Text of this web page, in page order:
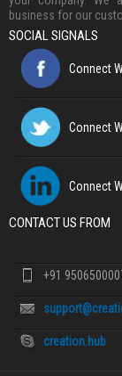
business for our
SOCIAL SIGNALS
Connect
Connect
Connect
CONTACT US FROM
+91
creation.hub